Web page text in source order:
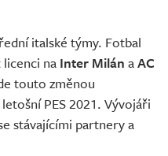
italské týmy. Fotbal
na Inter Milán aAC
touto změnou
PES 2021. Vývojáři
stávajícími partnery a